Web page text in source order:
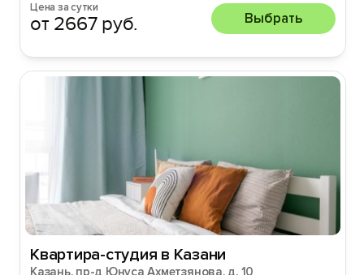
Цена за сутки
от 2667 руб. Выбрать
Квартира-студия в Казани
Казань, пр-д Юнуса Ахметзянова, д. 10